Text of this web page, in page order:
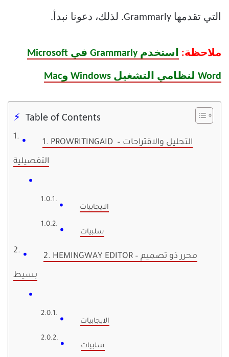
التي تقدمها Grammarly. لذلك، دعونا نبدأ.
ملاحظة: استخدم Grammarly في Microsoft
Word لنظامي التشغيل Windows وMac
Table of Contents
1. PROWRITINGAID – التحليل والاقتراحات
التفصيلية
الايجابيات
سلبيات
2. HEMINGWAY EDITOR – محرر ذو تصميم
بسيط
الايجابيات
سلبيات